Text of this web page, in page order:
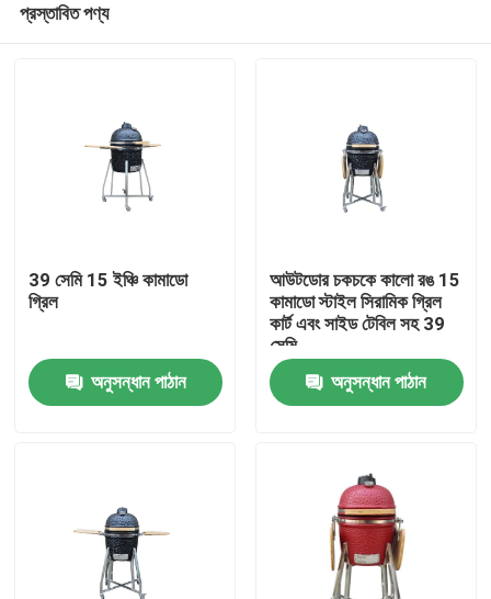
আমাদের সম্পর্কে
প্রস্তাবিত পণ্য
39 সেমি 15 ইঞ্চি কামাডো
গ্রিল
অনুসন্ধান পাঠান
আউটডোর চকচকে কালো রঙ 15
কামাডো স্টাইল সিরামিক গ্রিল
কার্ট এবং সাইড টেবিল সহ 39
সেমি
অনুসন্ধান পাঠান